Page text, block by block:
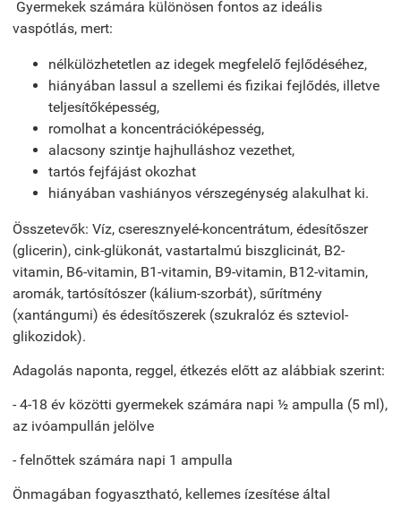
Gyermekek számára különösen fontos az ideális
vaspótlás, mert:
nélkülözhetetlen az idegek megfelelő fejlődéséhez,
hiányában lassul a szellemi és fizikai fejlődés, illetve
teljesítőképesség,
romolhat a koncentrációképesség,
alacsony szintje hajhulláshoz vezethet,
tartós fejfájást okozhat
hiányában vashiányos vérszegénység alakulhat ki.
Összetevők: Víz, cseresznyelé-koncentrátum, édesítőszer
(glicerin), cink-glükonát, vastartalmú biszglicinát, B2-
vitamin, B6-vitamin, B1-vitamin, B9-vitamin, B12-vitamin,
aromák, tartósítószer (kálium-szorbát), sűrítmény
(xantángumi) és édesítőszerek (szukralóz és szteviol-
glikozidok).
Adagolás naponta, reggel, étkezés előtt az alábbiak szerint:
- 4-18 év közötti gyermekek számára napi ½ ampulla (5 ml),
az ivóampullán jelölve
- felnőttek számára napi 1 ampulla
Önmagában fogyasztható, kellemes ízesítése által